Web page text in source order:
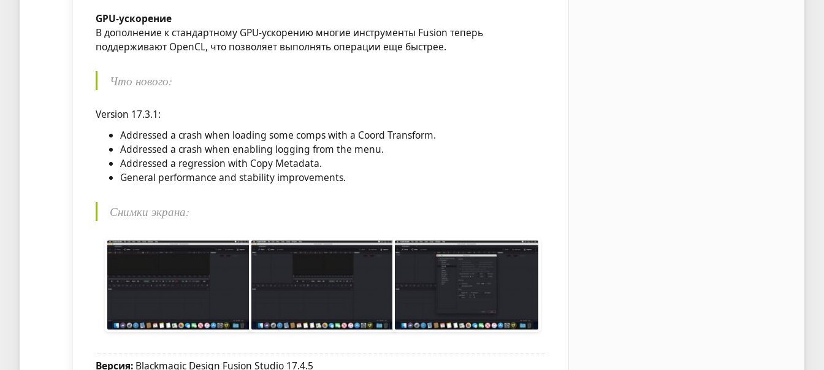
GPU-ускорение
В дополнение к стандартному GPU-ускорению многие инструменты Fusion теперь
поддерживают OpenCL, что позволяет выполнять операции еще быстрее.
Что нового:
Version 17.3.1:
Addressed a crash when loading some comps with a Coord Transform.
Addressed a crash when enabling logging from the menu.
Addressed a regression with Copy Metadata.
General performance and stability improvements.
Снимки экрана:
Версия: Blackmagic Design Fusion Studio 17.4.5